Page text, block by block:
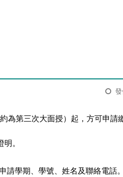
為第三次大面授）起，方可申請
。
學期、學號、姓名及聯絡電話。